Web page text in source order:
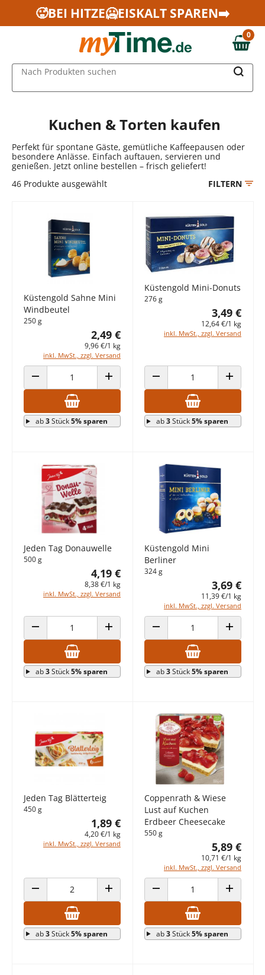
Zum Hauptinhalt springen
Zur Navigation springen
Zur Suche springen
🥵BEI HITZE🥶EISKALT SPAREN➡️
0,00 €
0
Nach Produkten suchen
Kuchen & Torten kaufen
Perfekt für spontane Gäste, gemütliche Kaffeepausen oder
besondere Anlässe. Einfach auftauen, servieren und
genießen. Jetzt online bestellen – frisch geliefert!
46 Produkte ausgewählt FILTERN
Küstengold Sahne Mini
Windbeutel
250 g
2,49 €
9,96 €/1 kg
inkl. MwSt., zzgl. Versand
ANZAHL VERRINGERN ANZAHL ERHÖHEN
ab3Stück5% sparen
Küstengold Mini-Donuts
276 g
3,49 €
12,64 €/1 kg
inkl. MwSt., zzgl. Versand
ANZAHL VERRINGERN ANZAHL
ab3Stück5% sparen
Jeden Tag Donauwelle
500 g
4,19 €
8,38 €/1 kg
inkl. MwSt., zzgl. Versand
ANZAHL VERRINGERN ANZAHL ERHÖHEN
ab3Stück5% sparen
Küstengold Mini
Berliner
324 g
3,69 €
11,39 €/1 kg
inkl. MwSt., zzgl. Versand
ANZAHL VERRINGERN ANZAHL
ab3Stück5% sparen
Jeden Tag Blätterteig
450 g
1,89 €
4,20 €/1 kg
inkl. MwSt., zzgl. Versand
ANZAHL VERRINGERN ANZAHL ERHÖHEN
ab3Stück5% sparen
Coppenrath & Wiese
Lust auf Kuchen
Erdbeer Cheesecake
550 g
5,89 €
10,71 €/1 kg
inkl. MwSt., zzgl. Versand
ANZAHL VERRINGERN ANZAHL
ab3Stück5% sparen